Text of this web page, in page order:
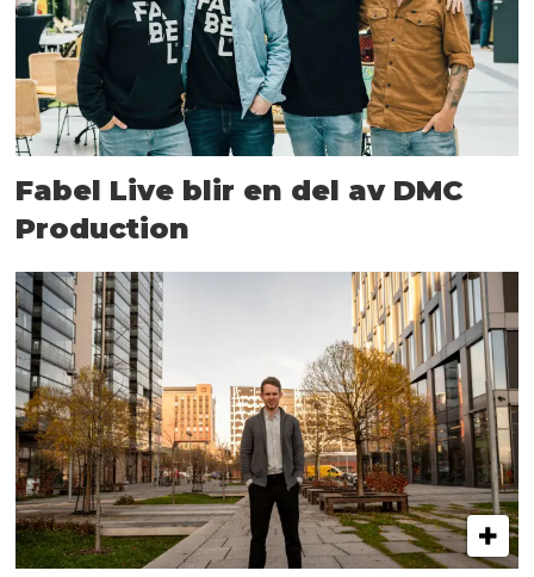
Fabel Live blir en del av DMC
Production